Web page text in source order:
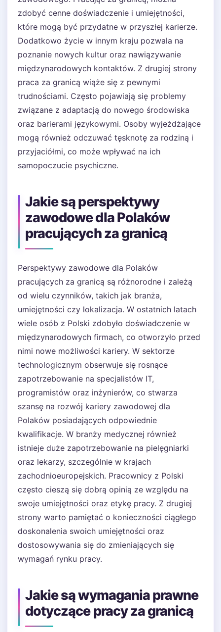
zdobyć cenne doświadczenie i umiejętności,
które mogą być przydatne w przyszłej karierze.
Dodatkowo życie w innym kraju pozwala na
poznanie nowych kultur oraz nawiązywanie
międzynarodowych kontaktów. Z drugiej strony
praca za granicą wiąże się z pewnymi
trudnościami. Często pojawiają się problemy
związane z adaptacją do nowego środowiska
oraz barierami językowymi. Osoby wyjeżdżające
mogą również odczuwać tęsknotę za rodziną i
przyjaciółmi, co może wpływać na ich
samopoczucie psychiczne.
Jakie są perspektywy
zawodowe dla Polaków
pracujących za granicą
Perspektywy zawodowe dla Polaków
pracujących za granicą są różnorodne i zależą
od wielu czynników, takich jak branża,
umiejętności czy lokalizacja. W ostatnich latach
wiele osób z Polski zdobyło doświadczenie w
międzynarodowych firmach, co otworzyło przed
nimi nowe możliwości kariery. W sektorze
technologicznym obserwuje się rosnące
zapotrzebowanie na specjalistów IT,
programistów oraz inżynierów, co stwarza
szansę na rozwój kariery zawodowej dla
Polaków posiadających odpowiednie
kwalifikacje. W branży medycznej również
istnieje duże zapotrzebowanie na pielęgniarki
oraz lekarzy, szczególnie w krajach
zachodnioeuropejskich. Pracownicy z Polski
często cieszą się dobrą opinią ze względu na
swoje umiejętności oraz etykę pracy. Z drugiej
strony warto pamiętać o konieczności ciągłego
doskonalenia swoich umiejętności oraz
dostosowywania się do zmieniających się
wymagań rynku pracy.
Jakie są wymagania prawne
dotyczące pracy za granicą